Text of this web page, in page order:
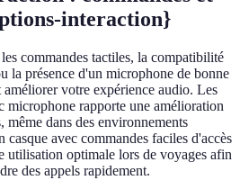
interaction}
commandes tactiles, la compatibilité
la présence d'un microphone de bonne
votre expérience audio. Les
microphone rapporte une amélioration
même dans des environnements
casque avec commandes faciles d'accès
utilisation optimale lors de voyages afin
des appels rapidement.